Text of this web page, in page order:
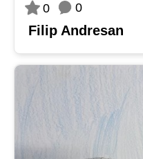
0 0
Filip Andresan